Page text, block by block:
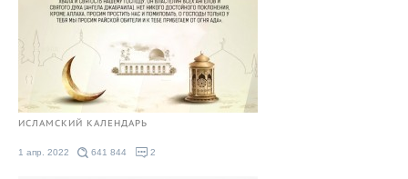
ИСЛАМСКИЙ КАЛЕНДАРЬ
1 апр. 2022 641 844 2